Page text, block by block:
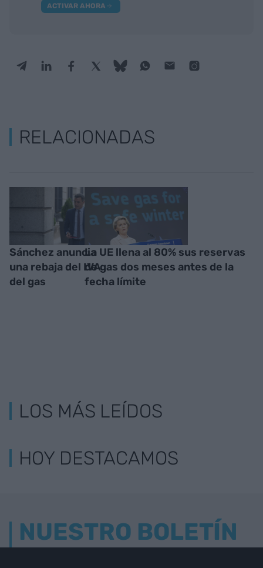
ACTIVAR AHORA
RELACIONADAS
Sánchez anuncia
una rebaja del IVA
del gas
La UE llena al 80% sus reservas
de gas dos meses antes de la
fecha límite
LOS MÁS LEÍDOS
HOY DESTACAMOS
NUESTRO BOLETÍN